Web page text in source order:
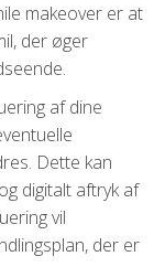
makeover er at
der øger
af dine
Dette kan
digitalt aftryk af
vil
der er